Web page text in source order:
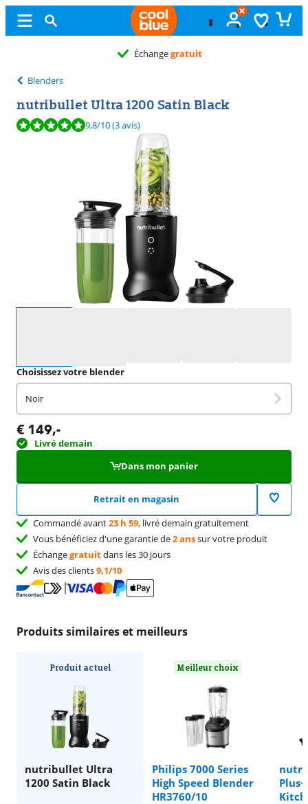
Échangegratuit
Blenders
nutribullet Ultra 1200 Satin Black
La note est de 9,8 sur 10, basée sur 3 avis.
9,8/10(3 avis)
Choisissez votre blender
Noir
€ 149,-
Livré demain
Dans mon panier
Retrait en magasin
Commandé avant23 h 59, livré demain gratuitement
Vous bénéficiez d'une garantie de2 anssur votre produit
Échangegratuitdans les 30 jours
Avis des clients9,1/10
Produits similaires et meilleurs
Produit actuel
nutribullet Ultra
1200 Satin Black
Meilleur choix
Philips 7000 Series
High Speed Blender
HR3760/10